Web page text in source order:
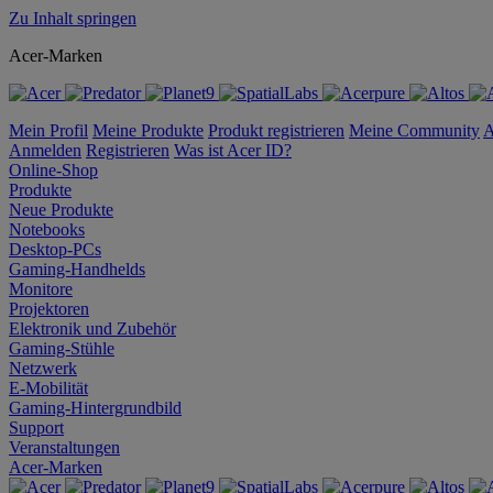
Zu Inhalt springen
Acer-Marken
Mein Profil Meine Produkte Produkt registrieren Meine Community
Anmelden Registrieren Was ist Acer ID?
Online-Shop
Produkte
Neue Produkte
Notebooks
Desktop-PCs
Gaming-Handhelds
Monitore
Projektoren
Elektronik und Zubehör
Gaming-Stühle
Netzwerk
E-Mobilität
Gaming-Hintergrundbild
Support
Veranstaltungen
Acer-Marken